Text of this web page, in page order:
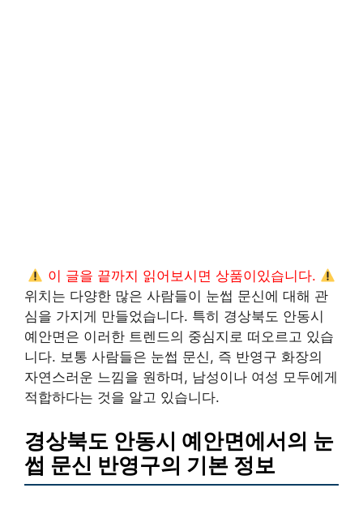
이 글을 끝까지 읽어보시면 상품이있습니다.
위치는 다양한 많은 사람들이 눈썹 문신에 대해 관
심을 가지게 만들었습니다. 특히 경상북도 안동시
예안면은 이러한 트렌드의 중심지로 떠오르고 있습
니다. 보통 사람들은 눈썹 문신, 즉 반영구 화장의
자연스러운 느낌을 원하며, 남성이나 여성 모두에게
적합하다는 것을 알고 있습니다.
경상북도 안동시 예안면에서의 눈
썹 문신 반영구의 기본 정보